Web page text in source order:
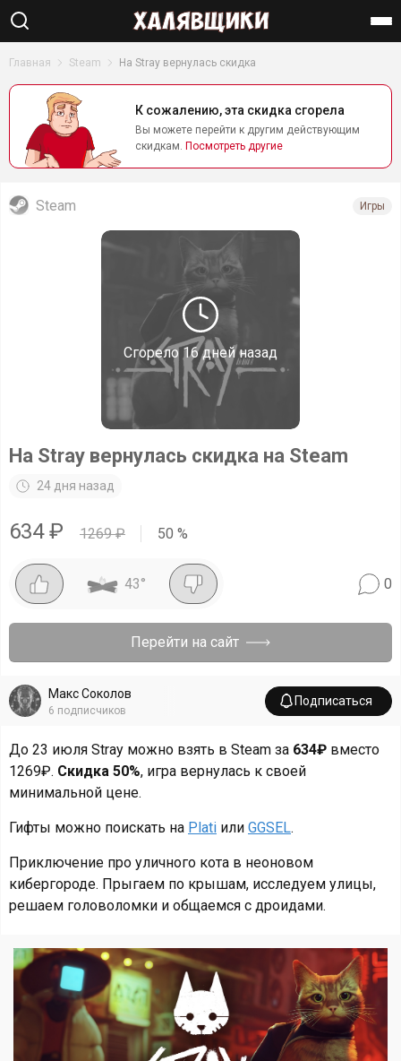
Главная Steam На Stray вернулась скидка
К сожалению, эта скидка сгорела
Вы можете перейти к другим действующим
скидкам. Посмотреть другие
Сгорело16 дней назад
Steam Игры
На Stray вернулась скидка на Steam
24 дня назад
634₽ 1269₽ 50 %
43° 0
Перейти на сайт
Макс Соколов
6 подписчиков
Подписаться
До 23 июля Stray можно взять в Steam за 634₽ вместо
1269₽. Скидка 50%, игра вернулась к своей
минимальной цене.
Гифты можно поискать на Plati или GGSEL.
Приключение про уличного кота в неоновом
кибергороде. Прыгаем по крышам, исследуем улицы,
решаем головоломки и общаемся с дроидами.